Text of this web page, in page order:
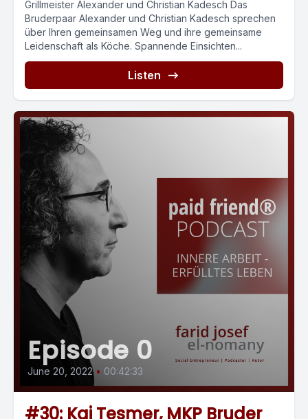
Grillmeister Alexander und Christian Kadesch Das
Bruderpaar Alexander und Christian Kadesch sprechen
über Ihren gemeinsamen Weg und ihre gemeinsame
Leidenschaft als Köche. Spannende Einsichten...
Listen
Episode 0
June 20, 2022 • 00:42:33
#30: Kai Tesmer, MKP Bruder